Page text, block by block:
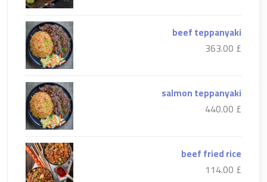
beef teppanyaki
£ 363.00
salmon teppanyaki
£ 440.00
beef fried rice
£ 114.00